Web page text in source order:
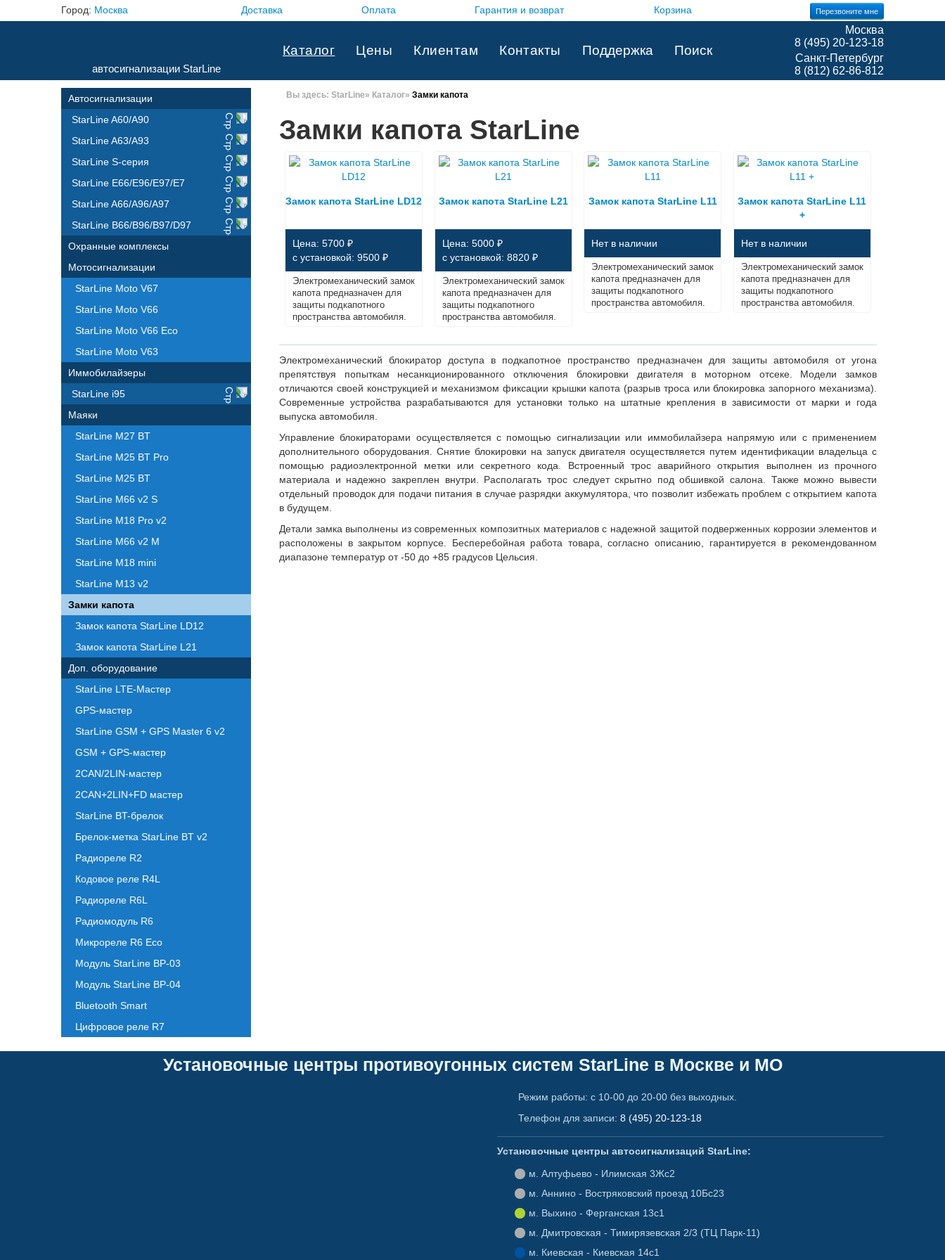
Город: Москва Доставка Оплата Гарантия и возврат Корзина Перезвоните мне
автосигнализации StarLine
Каталог Цены Клиентам Контакты Поддержка Поиск
Москва
8 (495) 20-123-18
Санкт-Петербург
8 (812) 62-86-812
Вы здесь:StarLine» Каталог»Замки капота
Замки капота StarLine
Замок капота StarLine LD12
Цена: 5700 ₽
с установкой: 9500 ₽
Электромеханический замок
капота предназначен для
защиты подкапотного
пространства автомобиля.
Замок капота StarLine L21
Цена: 5000 ₽
с установкой: 8820 ₽
Электромеханический замок
капота предназначен для
защиты подкапотного
пространства автомобиля.
Замок капота StarLine L11
Нет в наличии
Электромеханический замок
капота предназначен для
защиты подкапотного
пространства автомобиля.
Замок капота StarLine L11
+
Нет в наличии
Электромеханический замок
капота предназначен для
защиты подкапотного
пространства автомобиля.
Электромеханический блокиратор доступа в подкапотное пространство предназначен для защиты автомобиля от угона
препятствуя попыткам несанкционированного отключения блокировки двигателя в моторном отсеке. Модели замков
отличаются своей конструкцией и механизмом фиксации крышки капота (разрыв троса или блокировка запорного механизма).
Современные устройства разрабатываются для установки только на штатные крепления в зависимости от марки и года
выпуска автомобиля.
Управление блокираторами осуществляется с помощью сигнализации или иммобилайзера напрямую или с применением
дополнительного оборудования. Снятие блокировки на запуск двигателя осуществляется путем идентификации владельца с
помощью радиоэлектронной метки или секретного кода. Встроенный трос аварийного открытия выполнен из прочного
материала и надежно закреплен внутри. Располагать трос следует скрытно под обшивкой салона. Также можно вывести
отдельный проводок для подачи питания в случае разрядки аккумулятора, что позволит избежать проблем с открытием капота
в будущем.
Детали замка выполнены из современных композитных материалов с надежной защитой подверженных коррозии элементов и
расположены в закрытом корпусе. Бесперебойная работа товара, согласно описанию, гарантируется в рекомендованном
диапазоне температур от -50 до +85 градусов Цельсия.
Автосигнализации
StarLine A60/A90
StarLine A63/A93
StarLine S-серия
StarLine E66/E96/E97/E7
StarLine A66/A96/A97
StarLine B66/B96/B97/D97
Охранные комплексы
Мотосигнализации
StarLine Moto V67
StarLine Moto V66
StarLine Moto V66 Eco
StarLine Moto V63
Иммобилайзеры
StarLine i95
Маяки
StarLine M27 BT
StarLine M25 BT Pro
StarLine M25 BT
StarLine M66 v2 S
StarLine M18 Pro v2
StarLine M66 v2 M
StarLine M18 mini
StarLine M13 v2
Замки капота
Замок капота StarLine LD12
Замок капота StarLine L21
Доп. оборудование
StarLine LTE-Мастер
GPS-мастер
StarLine GSM + GPS Master 6 v2
GSM + GPS-мастер
2CAN/2LIN-мастер
2CAN+2LIN+FD мастер
StarLine BT-брелок
Брелок-метка StarLine BT v2
Радиореле R2
Кодовое реле R4L
Радиореле R6L
Радиомодуль R6
Микрореле R6 Eco
Модуль StarLine BP-03
Модуль StarLine BP-04
Bluetooth Smart
Цифровое реле R7
Установочные центры противоугонных систем StarLine в Москве и МО
Режим работы: с 10-00 до 20-00 без выходных.
Телефон для записи: 8 (495) 20-123-18
Установочные центры автосигнализаций StarLine:
Алтуфьево - Илимская 3Жс2
Аннино - Востряковский проезд 10Бс23
Выхино - Ферганская 13с1
Дмитровская - Тимирязевская 2/3 (ТЦ Парк-11)
Киевская - Киевская 14с1